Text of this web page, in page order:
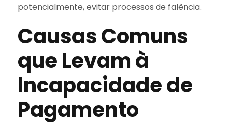
potencialmente, evitar processos de falência.
Causas Comuns
que Levam à
Incapacidade de
Pagamento